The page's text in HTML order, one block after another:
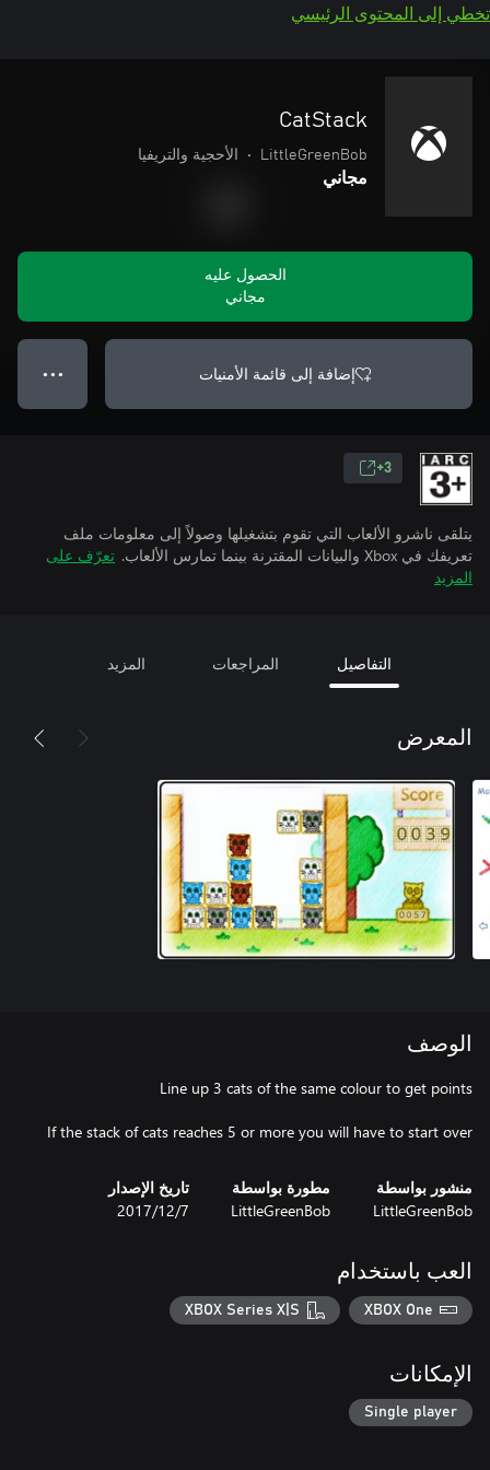
تخطي إلى المحتوى الرئيسي
CatStack
LittleGreenBob
• الأحجية والتريفيا
مجاني
الحصول عليه
مجاني
إضافة إلى قائمة الأمنيات ● ● ●
3+
يتلقى ناشرو الألعاب التي تقوم بتشغيلها وصولاً إلى معلومات ملف
تعريفك في Xbox والبيانات المقترنة بينما تمارس الألعاب.
تعرّف على
المزيد
التفاصيل المراجعات المزيد
المعرض
الوصف
If the stack of cats reaches 5 or more you will have to start over
منشور بواسطة
LittleGreenBob
مطورة بواسطة
LittleGreenBob
تاريخ الإصدار
7‏/12‏/2017
العب باستخدام
XBOX One
XBOX Series X|S
الإمكانات
Single player